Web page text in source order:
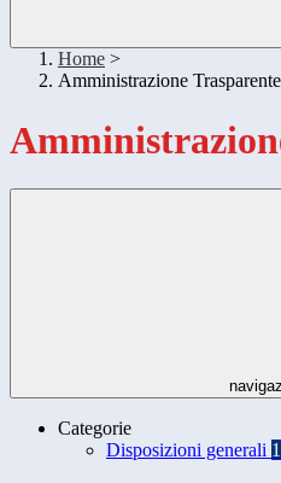
Home >
Amministrazione Trasparente
Categorie
Disposizioni generali